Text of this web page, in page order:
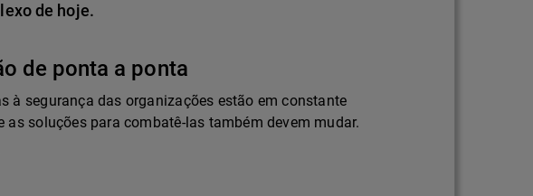
de hoje.
de ponta a ponta
à segurança das organizações estão em constante
as soluções para combatê-las também devem mudar.